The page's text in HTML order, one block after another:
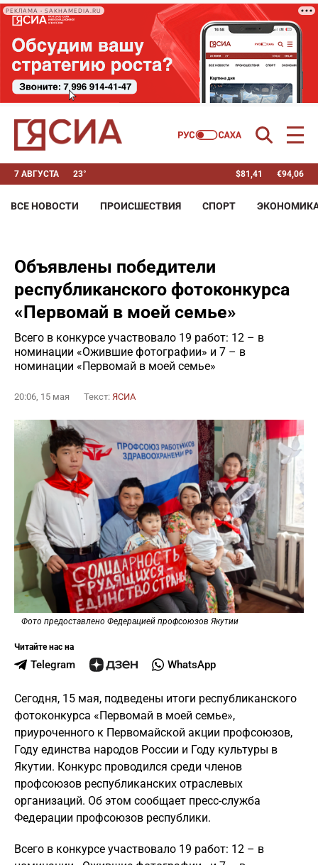
РЕКЛАМА • SAKHAMEDIA.RU
7 АВГУСТА 23° $81,41 €94,06
ВСЕ НОВОСТИ ПРОИСШЕСТВИЯ СПОРТ
Объявлены победители
республиканского фотоконкурса
«Первомай в моей семье»
Всего в конкурсе участвовало 19 работ: 12 – в
номинации «Ожившие фотографии» и 7 – в
номинации «Первомай в моей семье»
20:06, 15 мая Текст: ЯСИА
Фото предоставлено Федерацией профсоюзов Якутии
Читайте нас на
Telegram WhatsApp
Сегодня, 15 мая, подведены итоги республиканского
фотоконкурса «Первомай в моей семье»,
приуроченного к Первомайской акции профсоюзов,
Году единства народов России и Году культуры в
Якутии. Конкурс проводился среди членов
профсоюзов республиканских отраслевых
организаций. Об этом сообщает пресс-служба
Федерации профсоюзов республики.
Всего в конкурсе участвовало 19 работ: 12 – в